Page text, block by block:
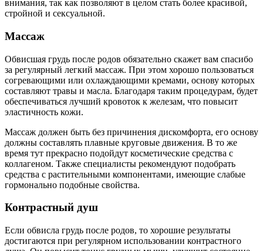
внимания, так как позволяют в целом стать более красивой,
стройной и сексуальной.
Массаж
Обвисшая грудь после родов обязательно скажет вам спасибо
за регулярный легкий массаж. При этом хорошо пользоваться
согревающими или охлаждающими кремами, основу которых
составляют травы и масла. Благодаря таким процедурам, будет
обеспечиваться лучший кровоток к железам, что повысит
эластичность кожи.
Массаж должен быть без причинения дискомфорта, его основу
должны составлять плавные круговые движения. В то же
время тут прекрасно подойдут косметические средства с
коллагеном. Также специалисты рекомендуют подобрать
средства с растительными компонентами, имеющие слабые
гормонально подобные свойства.
Контрастный душ
Если обвисла грудь после родов, то хорошие результаты
достигаются при регулярном использовании контрастного